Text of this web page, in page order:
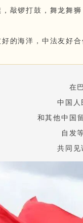
敲锣打鼓，舞龙舞
的海洋，中法友好
在
中国人
和其他中国
自发
共同见